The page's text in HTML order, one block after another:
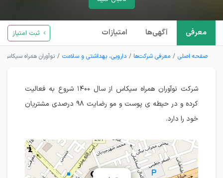
معرفی آگهی‌ها امتیازات ثبت امتیاز
صفحه اصلی معرفی شرکت‌ها دارویی، بهداشتی و سلامت نوآوران همراه سیکاس
شرکت نوآوران همراه سیکاس از سال ۱۴۰۰ شروع به فعالیت
کرده و در حیطه ی پوست و مو رضایت ۹۸ درصدی مشتریان
خود را دارد.